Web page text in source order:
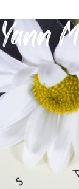
MON QUOTIDIEN
Yann